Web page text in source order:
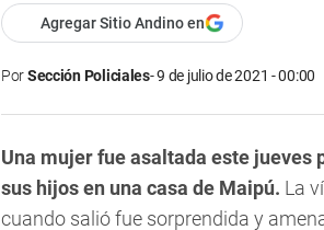
Agregar Sitio Andino en
PorSección Policiales 9 de julio de 2021 - 00:00
Una mujer fue asaltada este jueves
sus hijos en una casa de Maipú. La
cuando salió fue sorprendida y